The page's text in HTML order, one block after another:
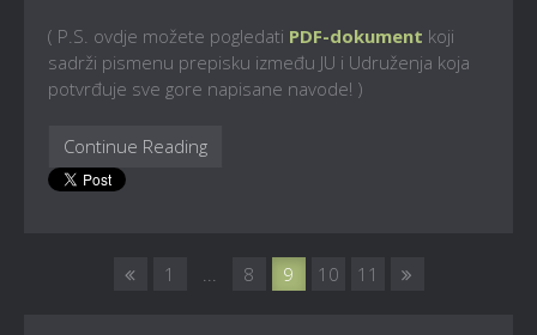
( P.S. ovdje možete pogledati PDF-dokument koji
sadrži pismenu prepisku između JU i Udruženja koja
potvrđuje sve gore napisane navode! )
Continue Reading
1 ... 8 9 10 11